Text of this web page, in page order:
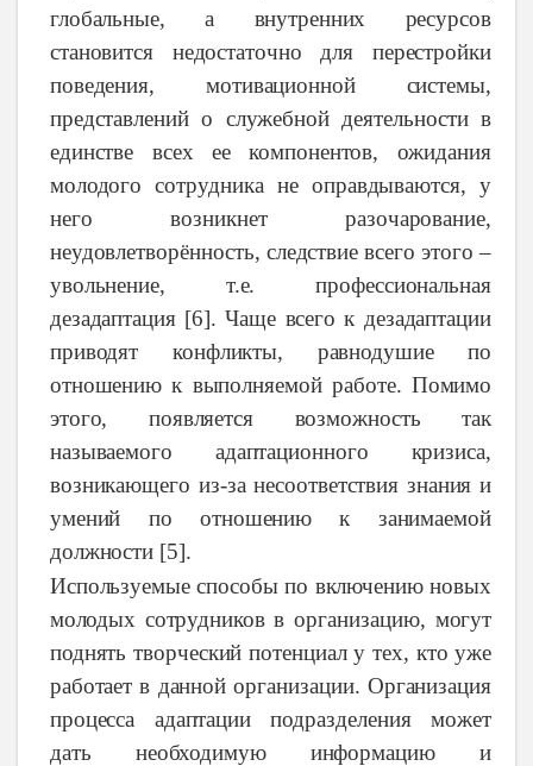
глобальные, а внутренних
ресурсов
становится
недостаточно для
перестройки
поведения,
мотивационной
системы,
представленийо служебной деятельностив
единстве всех еекомпонентов,
ожидания
молодого сотрудникане оправдываются, у
неговозникнет
разочарование,
неудовлетворённость, следствие всего этого –
увольнение, т.е. профессиональная
дезадаптация [6].Чаще всего к дезадаптации
приводят
конфликты, равнодушиепо
отношению к выполняемой работе. Помимо
этого,
появляется возможность
так
называемого адаптационного
кризиса,
возникающего из-занесоответствия знания и
умений
по отношениюк занимаемой
должности [5].
Используемые способыпо включению новых
молодых сотрудниковворганизацию, могут
поднять творческий потенциалу тех, кто уже
работает в данной организации. Организация
процесса
адаптации подразделения
может
дать необходимую информацию и